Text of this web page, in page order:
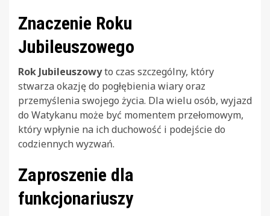
Znaczenie Roku
Jubileuszowego
Rok Jubileuszowyto czas szczególny, który
stwarza okazję do pogłębienia wiary oraz
przemyślenia swojego życia. Dla wielu osób, wyjazd
do Watykanu może być momentem przełomowym,
który wpłynie na ich duchowość i podejście do
codziennych wyzwań.
Zaproszenie dla
funkcjonariuszy